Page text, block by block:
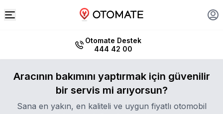
Otomate Destek
444 42 00
Aracının bakımını yaptırmak için güvenilir
bir servis mi arıyorsun?
Sana en yakın, en kaliteli ve uygun fiyatlı otomobil